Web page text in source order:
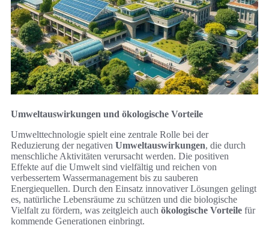
Umweltauswirkungen und ökologische Vorteile
Umwelttechnologie spielt eine zentrale Rolle bei der
Reduzierung der negativen Umweltauswirkungen, die durch
menschliche Aktivitäten verursacht werden. Die positiven
Effekte auf die Umwelt sind vielfältig und reichen von
verbessertem Wassermanagement bis zu sauberen
Energiequellen. Durch den Einsatz innovativer Lösungen gelingt
es, natürliche Lebensräume zu schützen und die biologische
Vielfalt zu fördern, was zeitgleich auch ökologische Vorteile für
kommende Generationen einbringt.